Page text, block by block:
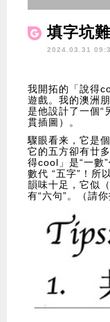
填字坑
2024.03.31
我開拓的「說得
遊戲。我的澳洲
是他設計了一個“
貫插圖）。
驟眼看来，它是
它的五方卻有廿
得cool」是“一數
數代 “五字”！所
韻味十足，它似
有“六句”。（請你